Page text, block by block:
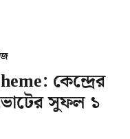
কেন্দ্রের
ভোটের সুফল ১